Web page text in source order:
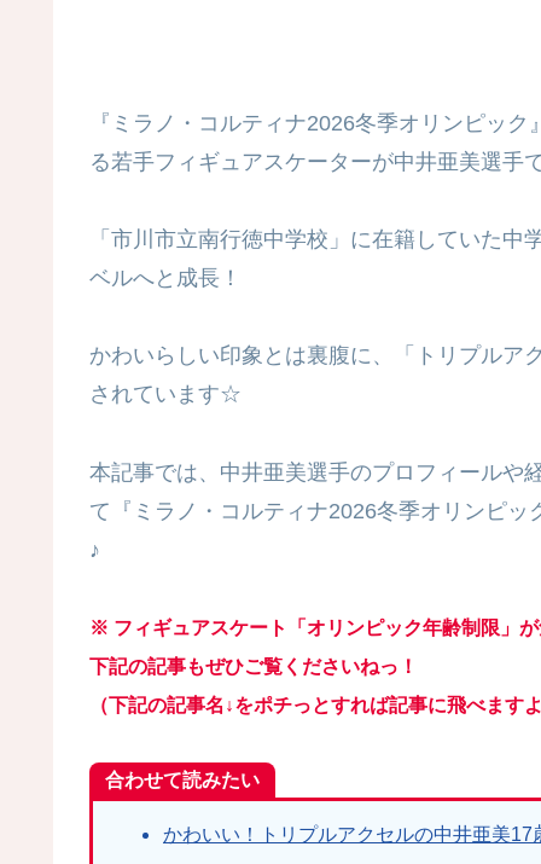
『ミラノ・コルティナ2026冬季オリンピッ
る若手フィギュアスケーターが中井亜美選手
「市川市立南行徳中学校」に在籍していた
ベルへと成長！
かわいらしい印象とは裏腹に、「トリプルア
されています☆
本記事では、中井亜美選手のプロフィールや
て『ミラノ・コルティナ2026冬季オリンピ
♪
※ フィギュアスケート「オリンピック年齢制限」
下記の記事もぜひご覧くださいねっ！
（下記の記事名↓をポチっとすれば記事に飛べます
合わせて読みたい
かわいい！トリプルアクセルの中井亜美17